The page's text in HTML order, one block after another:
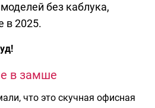
без каблука,
в 2025.
в замше
что это скучная офисная